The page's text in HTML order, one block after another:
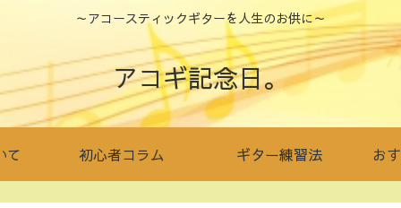
～アコースティックギターを人生のお供に～
アコギ記念日。
て 初心者コラム ギター練習法 お